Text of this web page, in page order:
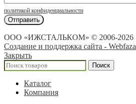
политикой конфиденциальности
ООО «ИЖСТАЛЬКОМ» © 2006-2026
Создание и поддержка сайта - Webfaza
Закрыть
Поиск
Каталог
Компания